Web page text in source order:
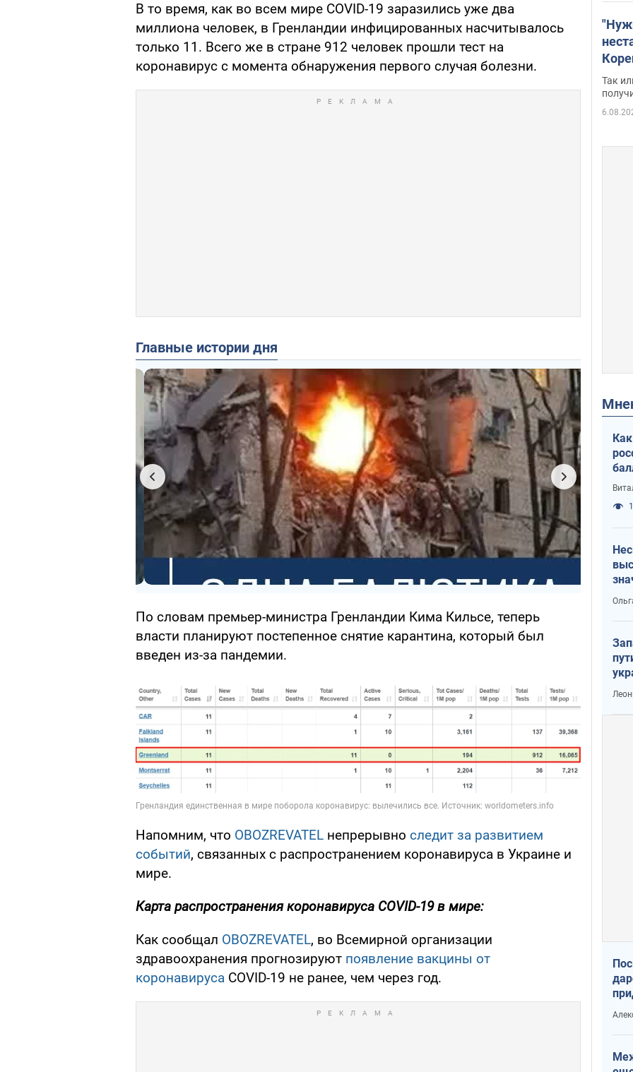
В то время, как во всем мире COVID-19 заразились уже два
миллиона человек, в Гренландии инфицированных насчитывалось
только 11. Всего же в стране 912 человек прошли тест на
коронавирус с момента обнаружения первого случая болезни.
Главные истории дня
По словам премьер-министра Гренландии Кима Кильсе, теперь
власти планируют постепенное снятие карантина, который был
введен из-за пандемии.
Напомним, что OBOZREVATEL непрерывно следит за развитием
событий, связанных с распространением коронавируса в Украине и
мире.
Карта распространения коронавируса COVID-19 в мире:
Как сообщал OBOZREVATEL, во Всемирной организации
здравоохранения прогнозируют появление вакцины от
коронавируса COVID-19 не ранее, чем через год.
Так